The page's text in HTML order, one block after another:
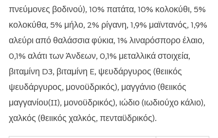
πνεύμονες βοδινού), 10% πατάτα, 10% κολοκύθι, 5%
κολοκύθα, 5% μήλο, 2% ρίγανη, 1,9% μαϊντανός, 1,9%
αλεύρι από θαλάσσια φύκια, 1% λιναρόσπορο έλαιο,
0,1% αλάτι των Άνδεων, 0,1% μεταλλικά στοιχεία,
βιταμίνη D3, βιταμίνη E, ψευδάργυρος (θειικός
ψευδάργυρος, μονοϋδρικός), μαγγάνιο (θειικός
μαγγανίου(II), μονοϋδρικός), ιώδιο (ιωδιούχο κάλιο),
χαλκός (θειικός χαλκός, πενταϋδρικός).